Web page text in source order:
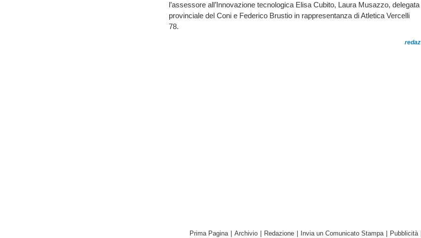
l’assessore all’Innovazione tecnologica Elisa Cubito, Laura Musazzo, delegata
provinciale del Coni e Federico Brustio in rappresentanza di Atletica Vercelli
78.
redaz
Prima Pagina Archivio Redazione Invia un Comunicato Stampa Pubblicità